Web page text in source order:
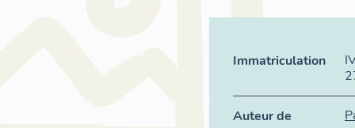
Immatriculation
Auteur de